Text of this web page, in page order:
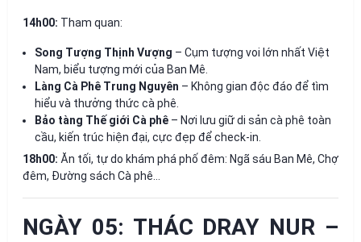
14h00: Tham quan:
Song Tượng Thịnh Vượng – Cụm tượng voi lớn nhất Việt
Nam, biểu tượng mới của Ban Mê.
Làng Cà Phê Trung Nguyên – Không gian độc đáo để tìm
hiểu và thưởng thức cà phê.
Bảo tàng Thế giới Cà phê – Nơi lưu giữ di sản cà phê toàn
cầu, kiến trúc hiện đại, cực đẹp để check-in.
18h00: Ăn tối, tự do khám phá phố đêm: Ngã sáu Ban Mê, Chợ
đêm, Đường sách Cà phê…
NGÀY 05: THÁC DRAY NUR –